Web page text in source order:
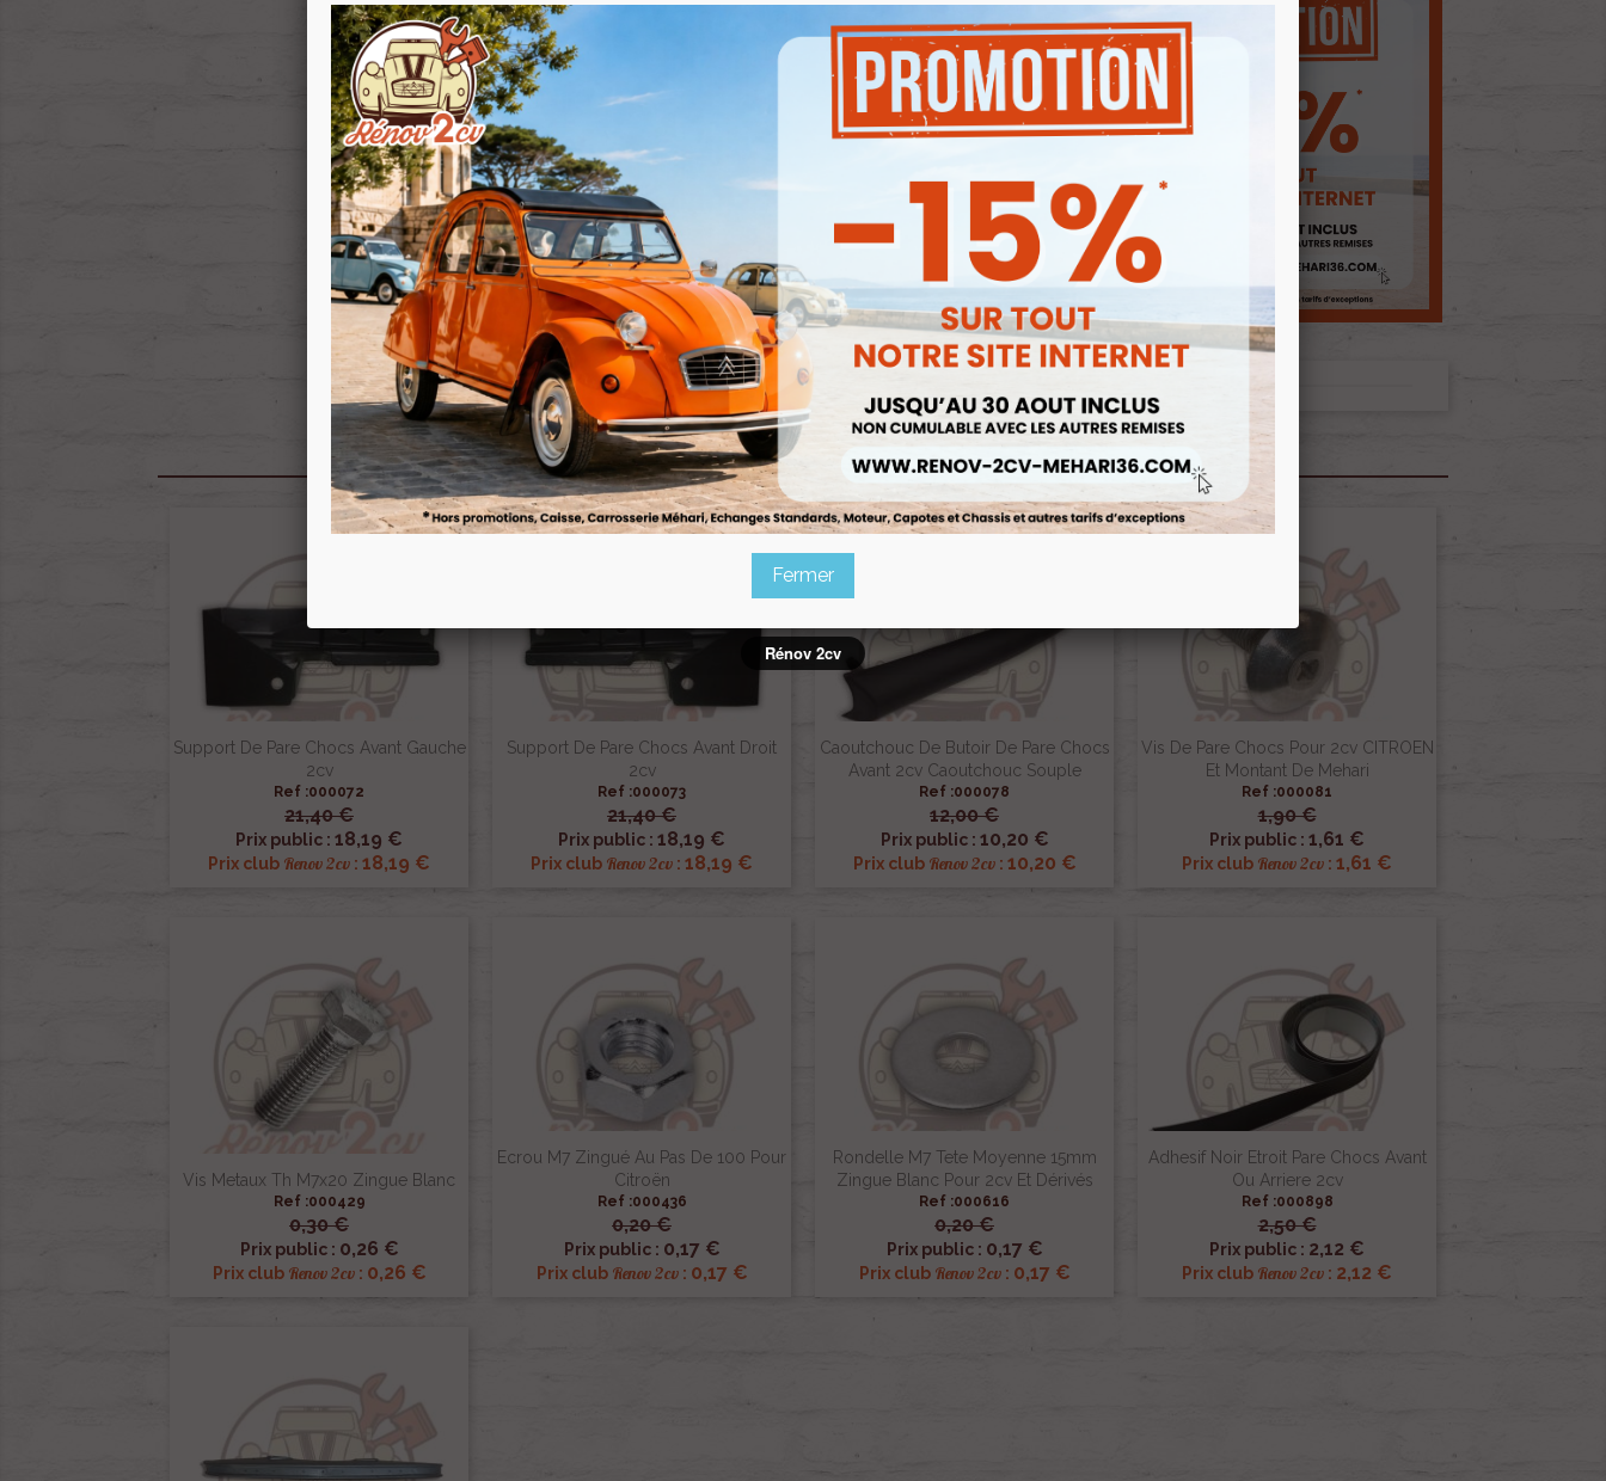
Produits associés
Support De Pare Chocs Avant Gauche
2cv
Ref :000072
21,40 €
Prix public : 18,19 €
Prix club Renov 2cv : 18,19 €
 Aperçu rapide
Support De Pare Chocs Avant Droit
2cv
Ref :000073
21,40 €
Prix public : 18,19 €
Prix club Renov 2cv : 18,19 €
 Aperçu rapide
Caoutchouc De Butoir De Pare Chocs
Avant 2cv Caoutchouc Souple
Ref :000078
12,00 €
Prix public : 10,20 €
Prix club Renov 2cv: 10,20 €
 Aperçu rapide
Vis De Pare Chocs Pour 2cv CITROEN
Et Montant De Mehari
Ref :000081
1,90 €
Prix public : 1,61 €
Prix club Renov 2cv : 1,61 €
 Aperçu rapide
Vis Metaux Th M7x20 Zingue Blanc
Ref :000429
0,30 €
Prix public : 0,26 €
Prix club Renov 2cv: 0,26 €
 Aperçu rapide
Ecrou M7 Zingué Au Pas De 100 Pour
Citroën
Ref :000436
0,20 €
Prix public : 0,17 €
Prix club Renov 2cv: 0,17 €
 Aperçu rapide
Rondelle M7 Tete Moyenne 15mm
Zingue Blanc Pour 2cv Et Dérivés
Ref :000616
0,20 €
Prix public : 0,17 €
Prix club Renov 2cv: 0,17 €
 Aperçu rapide
Adhesif Noir Etroit Pare Chocs Avant
Ou Arriere 2cv
Ref :000898
2,50 €
Prix public : 2,12 €
Prix club Renov 2cv : 2,12 €
 Aperçu rapide
Fermer
Rénov 2cv